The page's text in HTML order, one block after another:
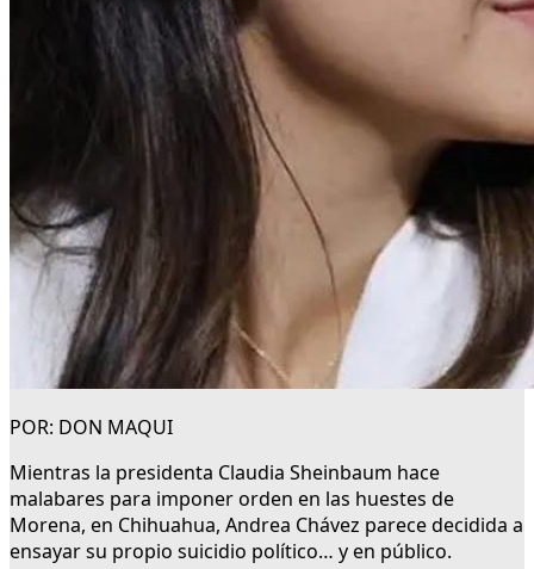
POR: DON MAQUI
Mientras la presidenta Claudia Sheinbaum hace
malabares para imponer orden en las huestes de
Morena, en Chihuahua, Andrea Chávez parece decidida a
ensayar su propio suicidio político… y en público.